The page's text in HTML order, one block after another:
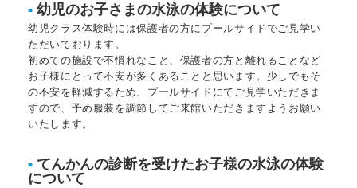
■ 幼児のお子さまの水泳の体験について
幼児クラス体験時には保護者の方にプールサイドでご見学い
ただいております。
初めての施設で不慣れなこと、保護者の方と離れることなど
お子様にとって不安が多くあることと思います。少しでもそ
の不安を軽減するため、プールサイドにてご見学いただきま
すので、予め服装を調節してご来館いただきますようお願い
いたします。
■ てんかんの診断を受けたお子様の水泳の体験
について